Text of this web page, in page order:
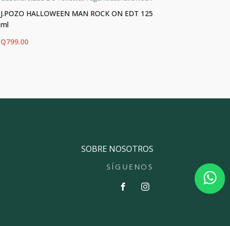
J.POZO HALLOWEEN MAN ROCK ON EDT 125
ml
Q799.00
SOBRE NOSOTROS
SÍGUENOS